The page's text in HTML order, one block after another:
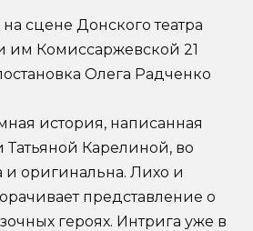
сцене Донского театра
Комиссаржевской 21
Олега Радченко
история, написанная
Карелиной, во
оригинальна. Лихо и
представление о
героях. Интрига уже в